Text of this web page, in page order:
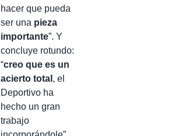
hacer que pueda
ser una pieza
importante”. Y
concluye rotundo:
“creo que es un
acierto total , el
Deportivo ha
hecho un gran
trabajo